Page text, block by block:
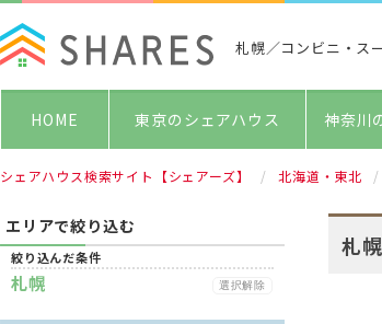
札幌／コンビニ・ス
HOME 東京のシェアハウス 神奈川
シェアハウス検索サイト【シェアーズ】 北海道・東北
エリアで絞り込む
絞り込んだ条件
札幌 選択解除
札